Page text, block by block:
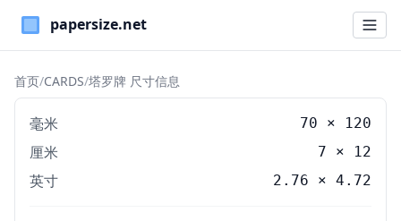
Paper Sizes
首页/CARDS/塔罗牌 尺寸信息
毫米 70 × 120
厘米 7 × 12
英寸 2.76 × 4.72